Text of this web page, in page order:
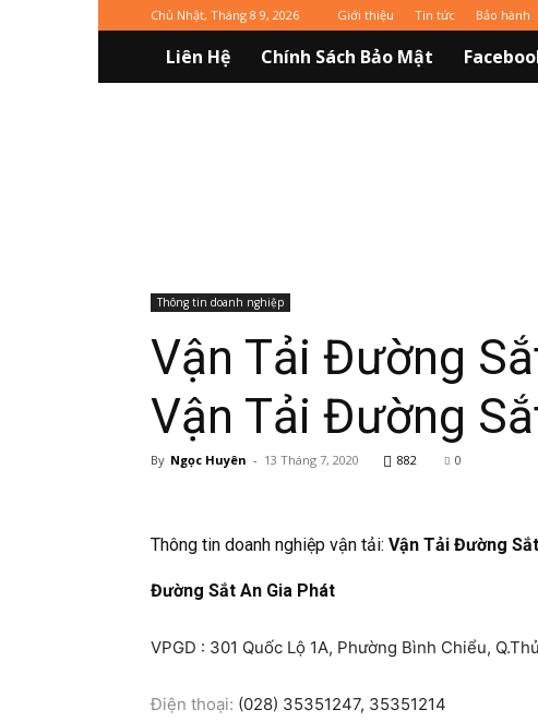
Chủ Nhật, Tháng 8 9, 2026 Giới thiệu Tin tức Bảo hành
Liên Hệ Chính Sách Bảo Mật
Thông tin doanh nghiệp
Vận Tải Đường
Vận Tải Đường
By Ngọc Huyên - 13 Tháng 7, 2020 882 0
Thông tin doanh nghiệp vận tải: Vận Tải Đường
Đường Sắt An Gia Phát
VPGD : 301 Quốc Lộ 1A, Phường Bình Chiểu,
Điện thoại: (028) 35351247, 35351214